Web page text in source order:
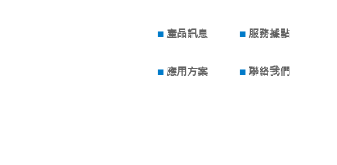
■ 產品訊息
■ 應用方案
■ 服務據點
■ 聯絡我們